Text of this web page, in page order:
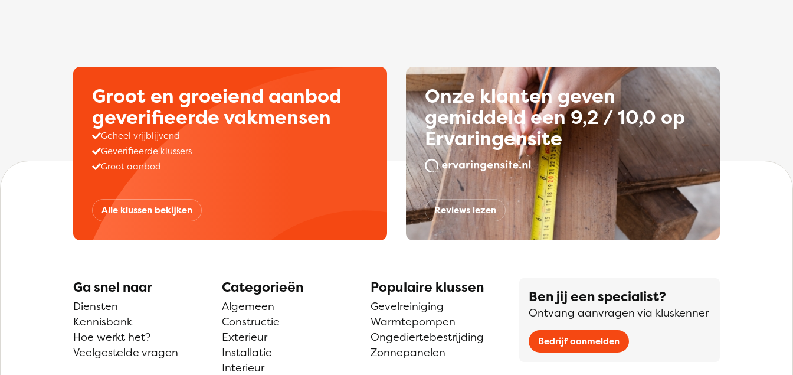
Groot en groeiend aanbod
geverifieerde vakmensen
Geheel vrijblijvend
Geverifieerde klussers
Groot aanbod
Alle klussen bekijken
Onze klanten geven
gemiddeld een 9,2 / 10,0 op
Ervaringensite
Reviews lezen
Ga snel naar
Diensten
Kennisbank
Hoe werkt het?
Veelgestelde vragen
Categorieën
Algemeen
Constructie
Exterieur
Installatie
Interieur
Populaire klussen
Gevelreiniging
Warmtepompen
Ongediertebestrijding
Zonnepanelen
Ben jij een specialist?
Ontvang aanvragen via kluskenner
Bedrijf aanmelden